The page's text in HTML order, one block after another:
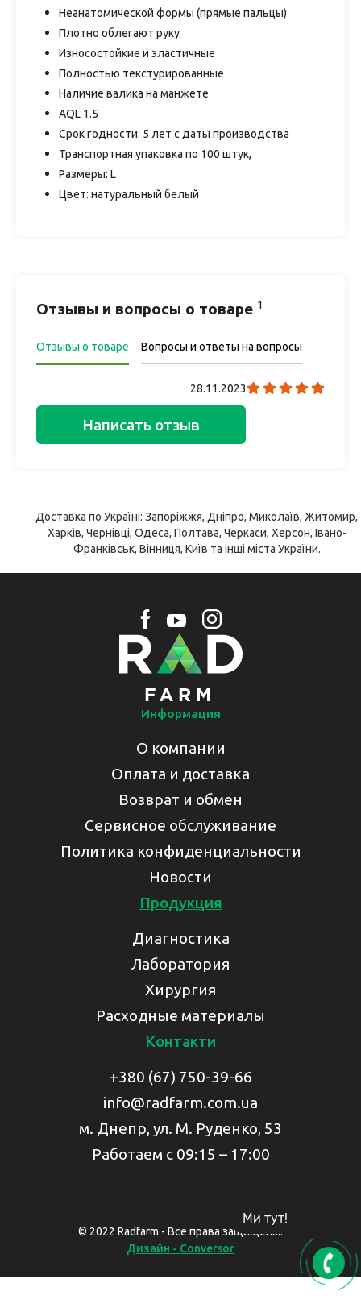
Неанатомической формы (прямые пальцы)
Плотно облегают руку
Износостойкие и эластичные
Полностью текстурированные
Наличие валика на манжете
AQL 1.5
Срок годности: 5 лет с даты производства
Транспортная упаковка по 100 штук,
Размеры: L
Цвет: натуральный белый
Отзывы и вопросы о товаре 1
Отзывы о товаре Вопросы и ответы на вопросы
28.11.2023
Написать отзыв
Доставка по Україні: Запоріжжя, Дніпро, Миколаїв, Житомир,
Харків, Чернівці, Одеса, Полтава, Черкаси, Херсон, Івано-
Франківськ, Вінниця, Київ та інші міста України.
Информация
О компании
Оплата и доставка
Возврат и обмен
Сервисное обслуживание
Политика конфиденциальности
Новости
Продукция
Диагностика
Лаборатория
Хирургия
Расходные материалы
Контакти
+380 (67) 750-39-66
info@radfarm.com.ua
м. Днепр, ул. М. Руденко, 53
Работаем с 09:15 – 17:00
© 2022 Radfarm - Все права защищены.
Дизайн - Conversor
Ми тут!